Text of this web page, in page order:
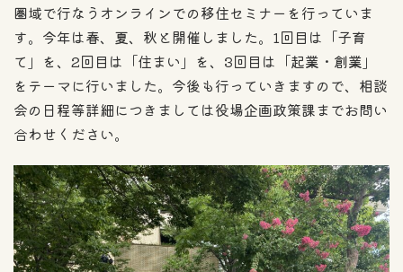
圏域で行なうオンラインでの移住セミナーを行っていま
す。今年は春、夏、秋と開催しました。1回目は「子育
て」を、2回目は「住まい」を、3回目は「起業・創業」
をテーマに行いました。今後も行っていきますので、相談
会の日程等詳細につきましては役場企画政策課までお問い
合わせください。